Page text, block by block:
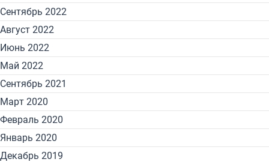
Сентябрь 2022
Август 2022
Июнь 2022
Май 2022
Сентябрь 2021
Март 2020
Февраль 2020
Январь 2020
Декабрь 2019